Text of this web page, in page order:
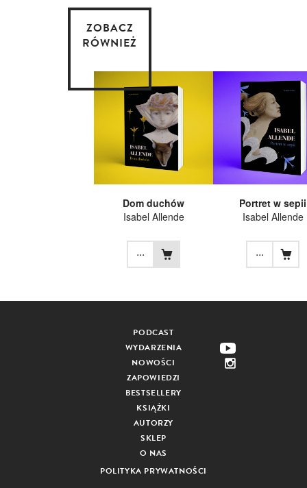
ZOBACZ
RÓWNIEŻ
Dom duchów
Isabel Allende
...
Portret w sepii
Isabel Allende
...
PODCAST
WYDARZENIA
NOWOŚCI
ZAPOWIEDZI
BESTSELLERY
KSIĄŻKI
AUTORZY
SKLEP
O NAS
POLITYKA PRYWATNOŚCI